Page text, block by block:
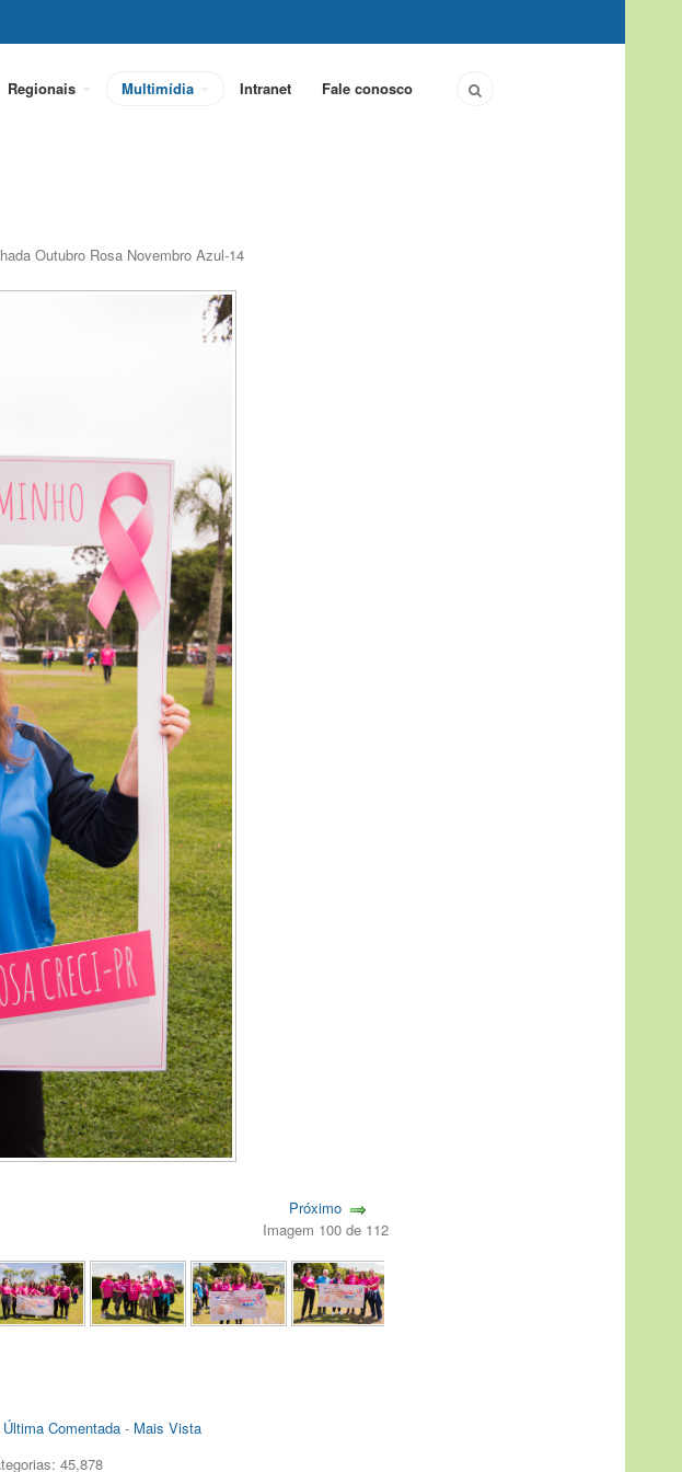
Regionais Multimídia Intranet Fale conosco
Outubro Rosa Novembro Azul-14
Próximo
Imagem 100 de 112
Última Comentada- Mais Vista
45,878